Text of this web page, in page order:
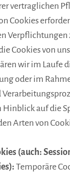
vertraglichen
Cookies
Verpflichtungen
Cookies von
wir im Laufe
oder im
Hinblick auf die
Arten von
(auch:
Temporäre